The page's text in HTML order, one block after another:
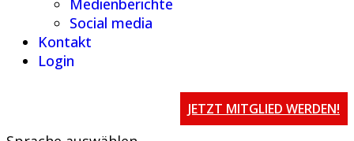
Social media
Kontakt
Login
JETZT MITGLIED WERDEN!